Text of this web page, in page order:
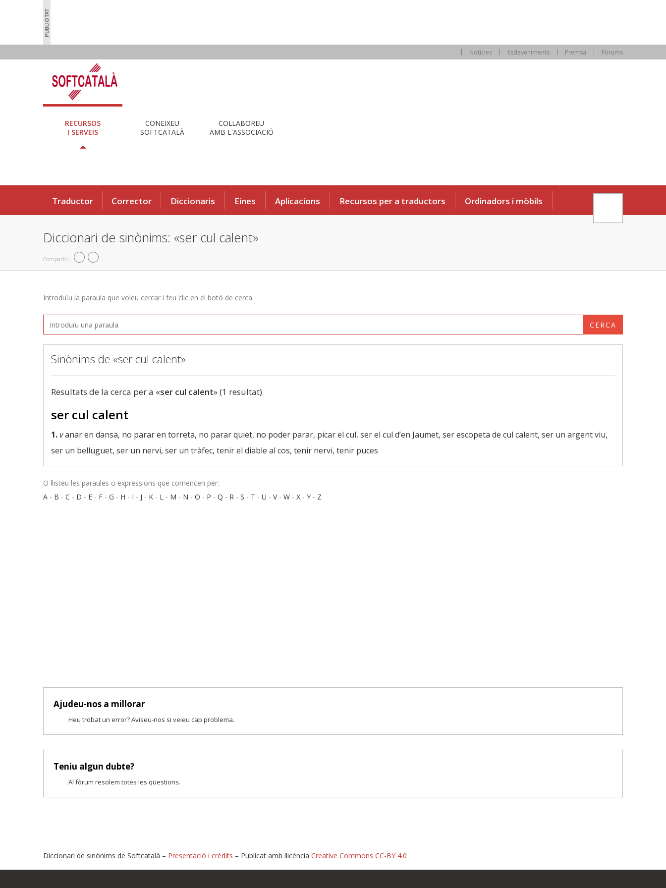
Notícies Esdeveniments Premsa Fòrums
RECURSOS
I SERVEIS
CONEIXEU
SOFTCATALÀ
COL·LABOREU
AMB L'ASSOCIACIÓ
Traductor Corrector Diccionaris Eines Aplicacions Recursos per a traductors Ordinadors i mòbils
Diccionari de sinònims: «ser cul calent»
Compartiu
Introduïu la paraula que voleu cercar i feu clic en el botó de cerca.
CERCA
Sinònims de «ser cul calent»
Resultats de la cerca per a «ser cul calent» (1 resultat)
ser cul calent
1.vanar en dansa, no parar en torreta, no parar quiet, no poder parar, picar el cul, ser el cul d’en Jaumet, ser escopeta de cul calent, ser un argent viu,
ser un belluguet, ser un nervi, ser un tràfec, tenir el diable al cos, tenir nervi, tenir puces
O llisteu les paraules o expressions que comencen per:
A - B - C - D - E - F - G - H - I - J - K - L - M - N - O - P - Q - R - S - T - U - V- W - X - Y - Z
Ajudeu-nos a millorar
Heu trobat un error? Aviseu-nos si veieu cap problema.
Teniu algun dubte?
Al fòrum resolem totes les qüestions.
Diccionari de sinònims de Softcatalà – Presentació i crèdits – Publicat amb llicència Creative Commons CC-BY 4.0